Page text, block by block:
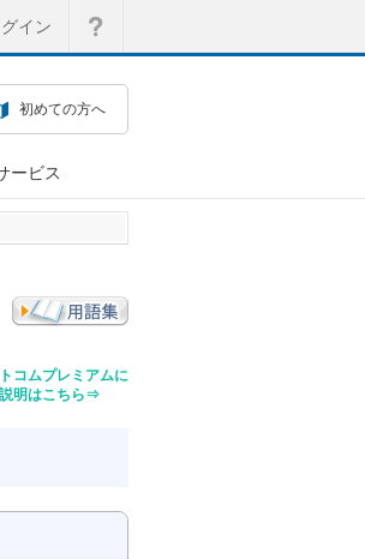
イン
初めての方へ
ービス
コムプレミアムに
明はこちら⇒